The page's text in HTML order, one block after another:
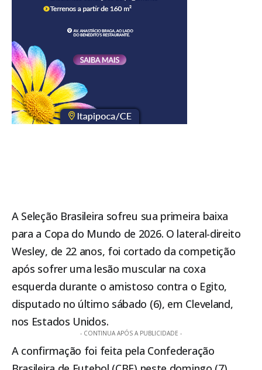
A Seleção Brasileira sofreu sua primeira baixa
para a Copa do Mundo de 2026. O lateral-direito
Wesley, de 22 anos, foi cortado da competição
após sofrer uma lesão muscular na coxa
esquerda durante o amistoso contra o Egito,
disputado no último sábado (6), em Cleveland,
nos Estados Unidos.
- CONTINUA APÓS A PUBLICIDADE -
A confirmação foi feita pela Confederação